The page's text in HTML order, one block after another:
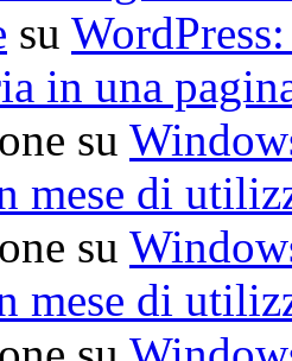
su
in una
su
mese di
su
mese di